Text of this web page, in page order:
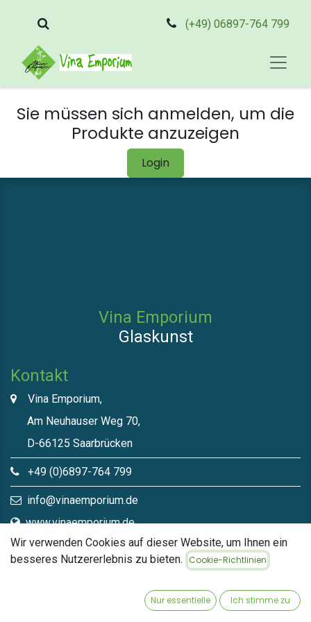
(+49) 06897-764 799
Sie müssen sich anmelden, um die
Produkte anzuzeigen
Login
Vina Emporium
Glaskunst
Kontakt
Vina Emporium,
Am Neuhauser Weg 70,
D-66125 Saarbrücken
+49 (0)6897-764 799
info@vinaemporium.de
www.vinaemporium.de
Direktlinks​
Wir verwenden Cookies auf dieser Website, um Ihnen ein
besseres Nutzererlebnis zu bieten.
Cookie-Richtlinien
Nur essentielle Ich stimme zu